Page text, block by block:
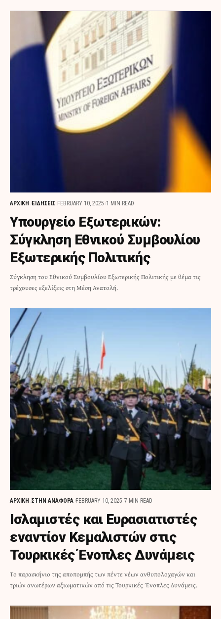
ΑΡΧΙΚΗ ΕΙΔΗΣΕΙΣ FEBRUARY 10, 2025 1 MIN READ
Υπουργείο Εξωτερικών:
Σύγκληση Εθνικού Συμβουλίου
Εξωτερικής Πολιτικής
Σύγκληση του Εθνικού Συμβουλίου Εξωτερικής Πολιτικής με θέμα τις
τρέχουσες εξελίξεις στη Μέση Ανατολή.
ΑΡΧΙΚΗ ΣΤΗΝ ΑΝΑΦΟΡΑ FEBRUARY 10, 2025 7 MIN READ
Ισλαμιστές και Ευρασιατιστές
εναντίον Κεμαλιστών στις
Τουρκικές Ένοπλες Δυνάμεις
Tο παρασκήνιο της αποπομπής των πέντε νέων ανθυπολοχαγών και
τριών ανωτέρων αξιωματικών από τις Τουρκικές Ένοπλες Δυνάμεις.